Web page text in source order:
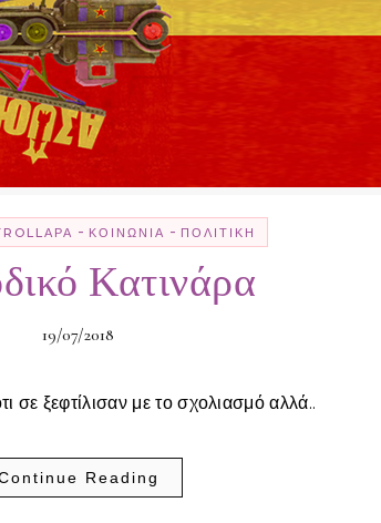
- ΚΟΙΝΩΝΊΑ - ΠΟΛΙΤΙΚΉ
Κατινάρα
19/07/2018
σε ξεφτίλισαν με το σχολιασμό αλλά..
Reading